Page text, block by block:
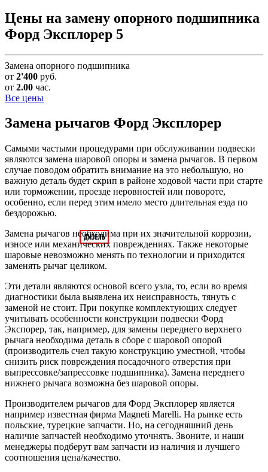
Цены на замену опорного подшипника
Форд Эксплорер 5
Замена опорного подшипника
от 2'400 руб.
от 2.00 час.
Все цены
Замена рычагов Форд Эксплорер
Самыми частыми процедурами при обслуживании подвески
являются замена шаровой опоры и замена рычагов. В первом
случае поводом обратить внимание на это небольшую, но
важную деталь будет скрип в районе ходовой части при старте
или торможении, проезде неровностей или повороте,
особенно, если перед этим имело место длительная езда по
бездорожью.
Замена рычагов необходима при их значительной коррозии,
износе или механических повреждениях. Также некоторые
шаровые невозможно менять по технологии и приходится
заменять рычаг целиком.
Эти детали являются основой всего узла, то, если во время
диагностики была выявлена их неисправность, тянуть с
заменой не стоит. При покупке комплектующих следует
учитывать особенности конструкции подвески Форд
Экспорер, так, например, для замены переднего верхнего
рычага необходима деталь в сборе с шаровой опорой
(производитель счел такую конструкцию уместной, чтобы
снизить риск повреждения посадочного отверстия при
выпрессовке/запрессовке подшипника). Замена переднего
нижнего рычага возможна без шаровой опоры.
Производителем рычагов для Форд Эксплорер является
например известная фирма Magneti Marelli. На рынке есть
польские, турецкие запчасти. Но, на сегодняшний день
наличие запчастей необходимо уточнять. Звоните, и наши
менеджеры подберут вам запчасти из наличия и лучшего
соотношения цена/качество.